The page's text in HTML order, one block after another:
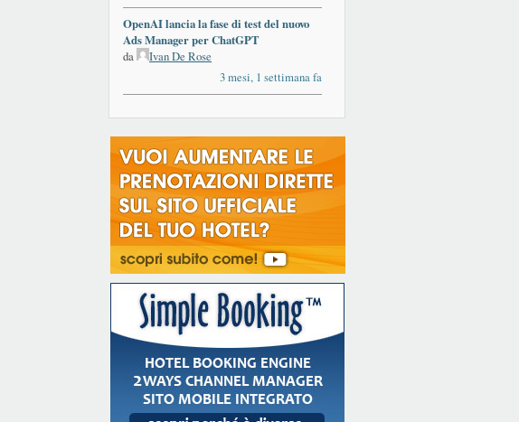
OpenAI lancia la fase di test del nuovo
Ads Manager per ChatGPT
da
Ivan De Rose
3 mesi, 1 settimana fa